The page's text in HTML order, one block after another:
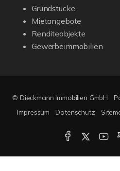
Grundstücke
Mietangebote
Renditeobjekte
Gewerbeimmobilien
© Dieckmann Immobilien GmbH
Impressum
Datenschutz